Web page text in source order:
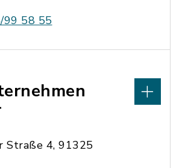
99 58 55
Straße 4, 91325